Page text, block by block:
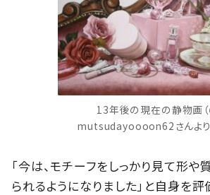
13年後の現在の静物画
mutsudayoooon62さんより
「今は、モチーフをしっかり見て形
られるようになりました」と自身を評